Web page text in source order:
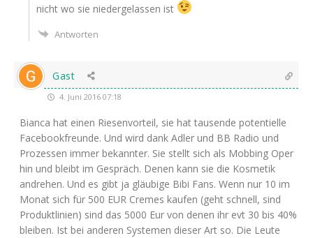
nicht wo sie nie­der­ge­las­sen ist
Antworten
Gast
4. Juni 2016 07:18
Bian­ca hat einen Rie­sen­vor­teil, sie hat tau­sen­de poten­ti­el­le
Face­book­freun­de. Und wird dank Adler und BB Radio und
Pro­zes­sen immer bekann­ter. Sie stellt sich als Mob­bing Oper
hin und bleibt im Gespräch. Denen kann sie die Kos­me­tik
andre­hen. Und es gibt ja gläu­bi­ge Bibi Fans. Wenn nur 10 im
Monat sich für 500 EUR Cremes kau­fen (geht schnell, sind
Pro­dukt­li­ni­en) sind das 5000 Eur von denen ihr evt 30 bis 40%
blei­ben. Ist bei ande­ren Sys­te­men die­ser Art so. Die Leu­te